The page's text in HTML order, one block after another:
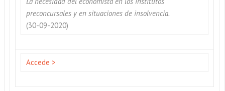
preconcursales y en situaciones de insolvencia.
(30-09-2020)
Accede >